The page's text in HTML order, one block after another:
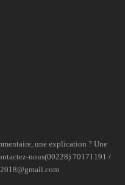
une explication ? Une
nous(00228) 70171191 /